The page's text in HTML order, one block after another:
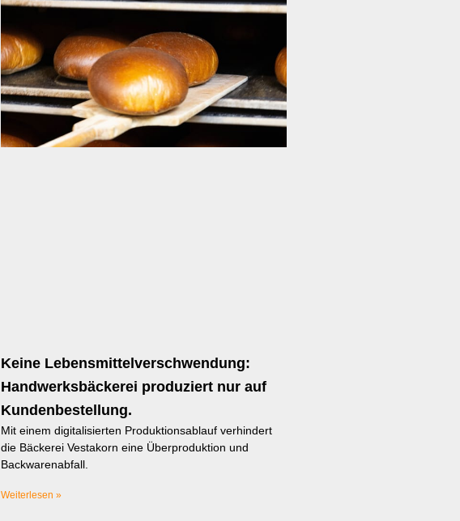
Keine Lebensmittelverschwendung:
Handwerksbäckerei produziert nur auf
Kundenbestellung.
Mit einem digitalisierten Produktionsablauf verhindert
die Bäckerei Vestakorn eine Überproduktion und
Backwarenabfall.
Weiterlesen »